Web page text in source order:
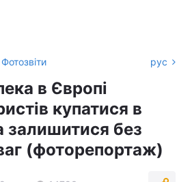
Фотозвіти рус
в Європі
купатися в
залишитися без
(фоторепортаж)